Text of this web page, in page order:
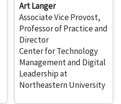
Art Langer
Associate Vice Provost,
Professor of Practice and
Director
Center for Technology
Management and Digital
Leadership at
Northeastern University